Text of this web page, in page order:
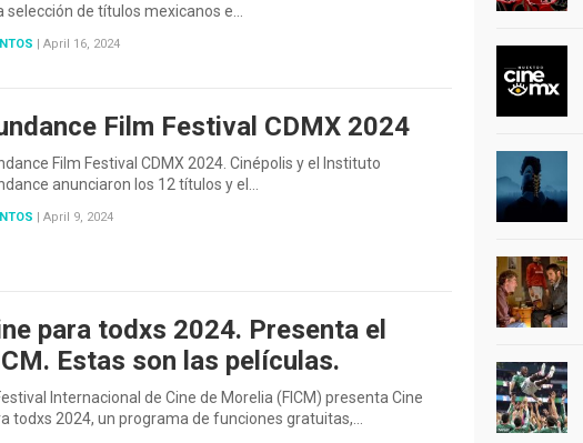
selección de títulos mexicanos e…
| April 16, 2024
Film Festival CDMX 2024
Film Festival CDMX 2024. Cinépolis y el Instituto
anunciaron los 12 títulos y el…
| April 9, 2024
para todxs 2024. Presenta el
Estas son las películas.
Internacional de Cine de Morelia (FICM) presenta Cine
todxs 2024, un programa de funciones gratuitas,…